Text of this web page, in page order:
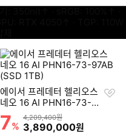
에이서 프레데터 헬리오스
네오 16 AI PHN16-73-97
AB (SSD 1TB)
할인률
7%
상품금액
4,209,400원
할인금액
3,890,000원
찜